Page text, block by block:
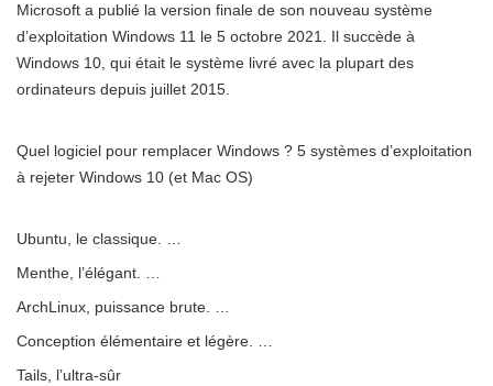
Microsoft a publié la version finale de son nouveau système
d’exploitation Windows 11 le 5 octobre 2021. Il succède à
Windows 10, qui était le système livré avec la plupart des
ordinateurs depuis juillet 2015.
Quel logiciel pour remplacer Windows ? 5 systèmes d’exploitation
à rejeter Windows 10 (et Mac OS)
Ubuntu, le classique. …
Menthe, l’élégant. …
ArchLinux, puissance brute. …
Conception élémentaire et légère. …
Tails, l’ultra-sûr